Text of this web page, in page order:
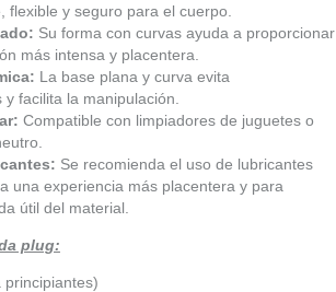
flexible y seguro para el cuerpo.
Su forma con curvas ayuda a proporcionar
más intensa y placentera.
La base plana y curva evita
facilita la manipulación.
Compatible con limpiadores de juguetes o
Se recomienda el uso de lubricantes
una experiencia más placentera y para
útil del material.
plug:
principiantes)